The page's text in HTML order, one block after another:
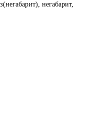
негабарит,